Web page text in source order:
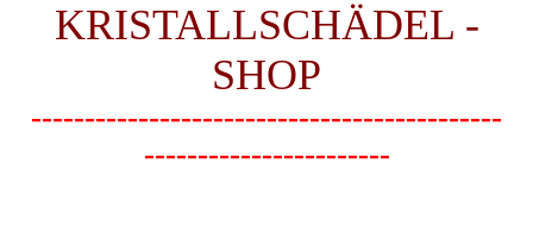
KRISTALLSCHÄDEL -
SHOP
--------------------------------------------
-----------------------